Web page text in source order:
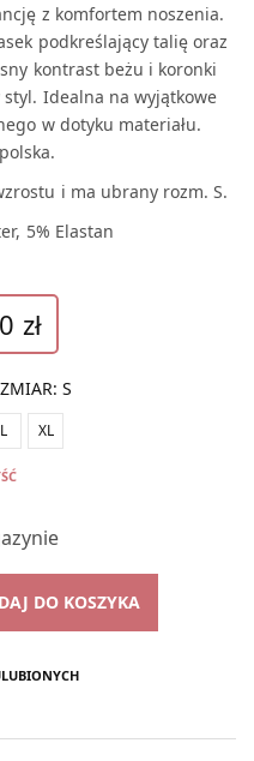
z komfortem noszenia.
podkreślający talię oraz
kontrast beżu i koronki
Idealna na wyjątkowe
w dotyku materiału.
i ma ubrany rozm. S.
5% Elastan
zł
: S
L XL
DO KOSZYKA